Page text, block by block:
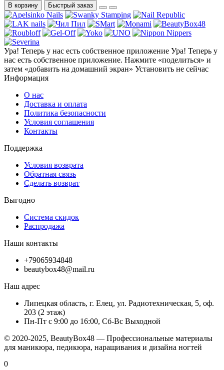
В корзину Быстрый заказ
Ура! Теперь у нас есть собственное приложение Ура! Теперь у
нас есть собственное приложение. Нажмите «поделиться» и
затем «добавить на домашний экран» Установить не сейчас
Информация
О нас
Доставка и оплата
Политика безопасности
Условия соглашения
Контакты
Поддержка
Условия возврата
Обратная связь
Сделать возврат
Выгодно
Система скидок
Распродажа
Наши контакты
+79065934848
beautybox48@mail.ru
Наш адрес
Липецкая область, г. Елец, ул. Радиотехническая, 5, оф.
203 (2 этаж)
Пн-Пт с 9:00 до 16:00, Сб-Вс Выходной
© 2020-2025, BeautyBox48 — Профессиональные материалы
для маникюра, педикюра, наращивания и дизайна ногтей
0